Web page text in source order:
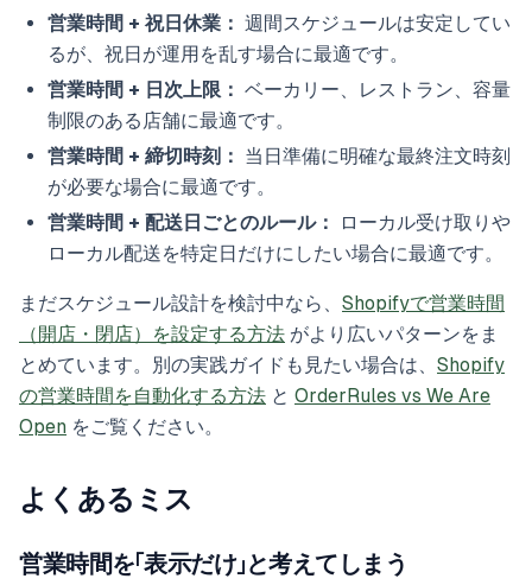
営業時間 + 祝日休業： 週間スケジュールは安定してい
るが、祝日が運用を乱す場合に最適です。
営業時間 + 日次上限： ベーカリー、レストラン、容量
制限のある店舗に最適です。
営業時間 + 締切時刻： 当日準備に明確な最終注文時刻
が必要な場合に最適です。
営業時間 + 配送日ごとのルール：
ローカル受け取りや
ローカル配送を特定日だけにしたい場合に最適です。
まだスケジュール設計を検討中なら、 Shopifyで営業時間
（開店・閉店）を設定する方法 がより広いパターンをま
とめています。別の実践ガイドも見たい場合は、 Shopify
の営業時間を自動化する方法 と OrderRules vs We Are
Open をご覧ください。
よくあるミス
営業時間を「表示だけ」と考えてしまう